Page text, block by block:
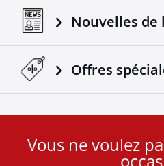
Nouvelles de
Offres
UserVous ne voulez